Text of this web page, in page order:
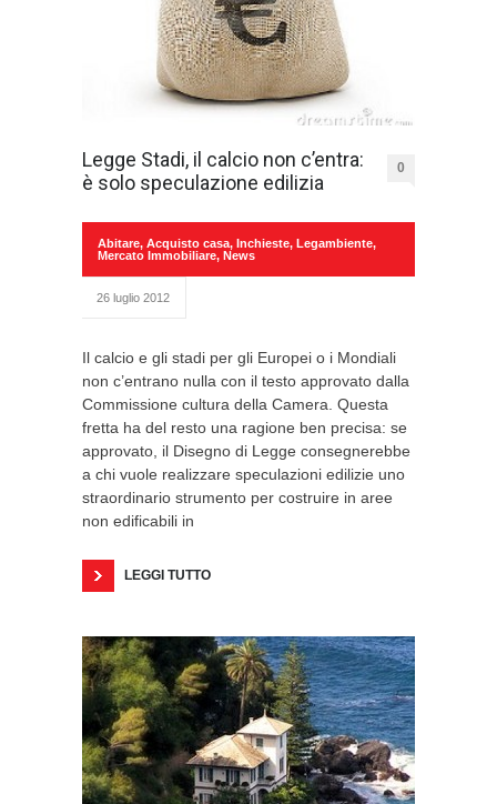
Legge Stadi, il calcio non c’entra:
è solo speculazione edilizia
0
Abitare, Acquisto casa, Inchieste, Legambiente,
Mercato Immobiliare, News
26 luglio 2012
Il calcio e gli stadi per gli Europei o i Mondiali
non c’entrano nulla con il testo approvato dalla
Commissione cultura della Camera. Questa
fretta ha del resto una ragione ben precisa: se
approvato, il Disegno di Legge consegnerebbe
a chi vuole realizzare speculazioni edilizie uno
straordinario strumento per costruire in aree
non edificabili in
LEGGI TUTTO